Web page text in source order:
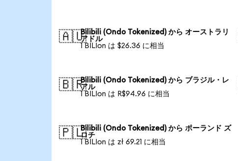
🇦🇺Bilibili (Ondo Tokenized) から オーストラリ
アドル
1 BILIon は $26.36 に相当
🇧🇷Bilibili (Ondo Tokenized) から ブラジル・レ
アル
1 BILIon は R$94.96 に相当
🇵🇱Bilibili (Ondo Tokenized) から ポーランド ズ
ロチ
1 BILIon は zł 69.21 に相当